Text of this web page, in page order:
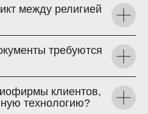
между религией
требуются
клиентов,
технологию?